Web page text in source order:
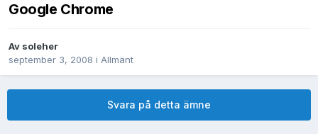
Google Chrome
Av soleher
september 3, 2008 i Allmänt
Svara på detta ämne